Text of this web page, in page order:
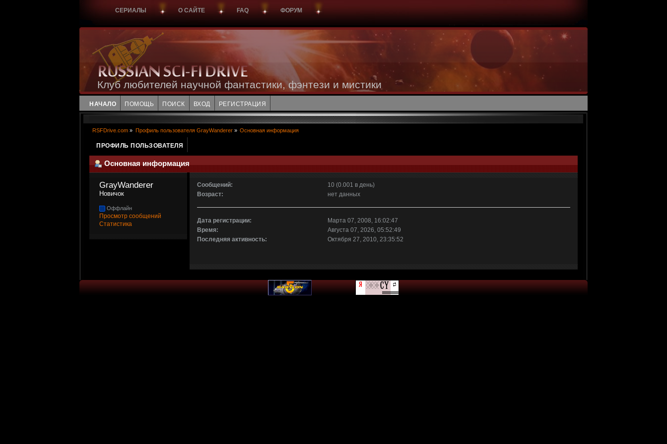
СЕРИАЛЫ О САЙТЕ FAQ ФОРУМ
Клуб любителей научной фантастики, фэнтези и мистики
НАЧАЛО ПОМОЩЬ ПОИСК ВХОД РЕГИСТРАЦИЯ
RSFDrive.com » Профиль пользователя GrayWanderer» Основная информация
ПРОФИЛЬ ПОЛЬЗОВАТЕЛЯ
Основная информация
GrayWanderer
Новичок
Оффлайн
Просмотр сообщений
Статистика
Сообщений:
10 (0.001 в день)
Возраст:
нет данных
Дата регистрации:
Марта 07, 2008, 16:02:47
Время:
Августа 07, 2026, 05:52:49
Последняя активность:
Октября 27, 2010, 23:35:52